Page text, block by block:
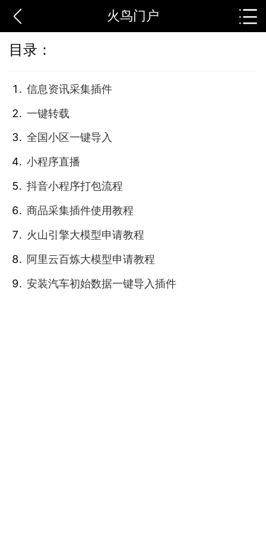
火鸟门户
目录：
信息资讯采集插件
一键转载
全国小区一键导入
小程序直播
抖音小程序打包流程
商品采集插件使用教程
火山引擎大模型申请教程
阿里云百炼大模型申请教程
安装汽车初始数据一键导入插件